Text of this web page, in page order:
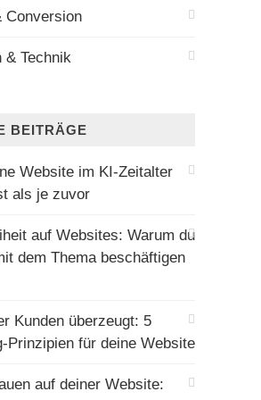
Conversion
& Technik
BEITRÄGE
Website im KI-Zeitalter
als je zuvor
auf Websites: Warum du
dem Thema beschäftigen
Kunden überzeugt: 5
Prinzipien für deine Website
auf deiner Website: